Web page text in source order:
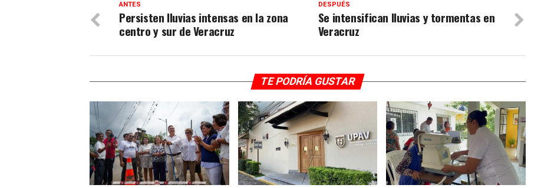
DESPUÉS
Se intensifican lluvias y tormentas en
Veracruz
ANTES
Persisten lluvias intensas en la zona
centro y sur de Veracruz
TE PODRÍA GUSTAR